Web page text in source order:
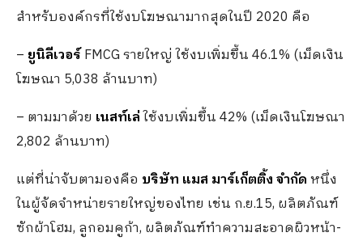
สำหรับองค์กรที่ใช้งบโฆษณามากสุดในปี 2020 คือ
– ยูนิลีเวอร์FMCG รายใหญ่ ใช้งบเพิ่มขึ้น 46.1% (เม็ดเงิน
โฆษณา 5,038 ล้านบาท)
– ตามมาด้วย เนสท์เล่​ ใช้งบเพิ่มขึ้น 42% (เม็ดเงินโฆษณา
2,802 ล้านบาท)​
แต่ที่น่าจับตามองคือ บริษัท แมส มาร์เก็ตติ้ง จำกัดหนึ่ง
ในผู้จัดจำหน่ายรายใหญ่ของไทย เช่น ก.ย.15, ผลิตภัณฑ์
ซักผ้าโฮม, ลูกอมคูก้า, ผลิตภัณฑ์ทำความสะอาดผิวหน้า-